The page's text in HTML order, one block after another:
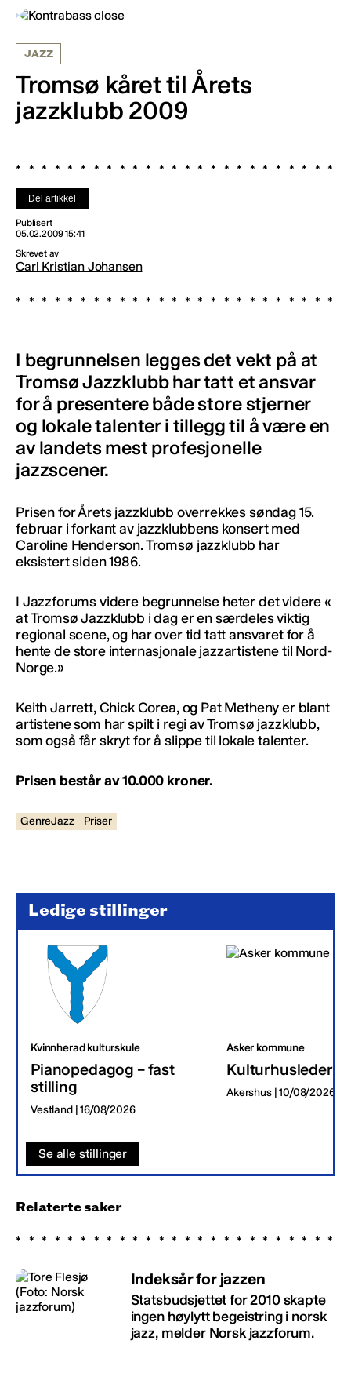
JAZZ
Tromsø kåret til Årets
jazzklubb 2009
Del artikkel
Publisert
05.02.2009 15:41
Skrevet av
Carl Kristian Johansen
I begrunnelsen legges det vekt på at
Tromsø Jazzklubb har tatt et ansvar
for å presentere både store stjerner
og lokale talenter i tillegg til å være en
av landets mest profesjonelle
jazzscener.
Prisen for Årets jazzklubb overrekkes søndag 15.
februar i forkant av jazzklubbens konsert med
Caroline Henderson. Tromsø jazzklubb har
eksistert siden 1986.
I Jazzforums videre begrunnelse heter det videre «
at Tromsø Jazzklubb i dag er en særdeles viktig
regional scene, og har over tid tatt ansvaret for å
hente de store internasjonale jazzartistene til Nord-
Norge.»
Keith Jarrett, Chick Corea, og Pat Metheny er blant
artistene som har spilt i regi av Tromsø jazzklubb,
som også får skryt for å slippe til lokale talenter.
Prisen består av 10.000 kroner.
GenreJazz Priser
Ledige stillinger
Kvinnherad kulturskule
Pianopedagog – fast
stilling
Vestland | 16/08/2026
Asker kommune
Kulturhusleder
Akershus | 10/08/2026
Se alle stillinger
Relaterte saker
Indeksår for jazzen
Statsbudsjettet for 2010 skapte
ingen høylytt begeistring i norsk
jazz, melder Norsk jazzforum.